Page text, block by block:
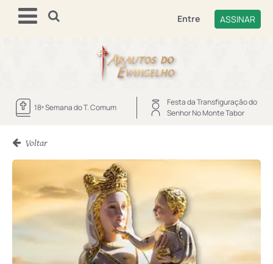
Entre ASSINAR
18ª Semana do T. Comum
Festa da Transfiguração do
Senhor No Monte Tabor
Voltar